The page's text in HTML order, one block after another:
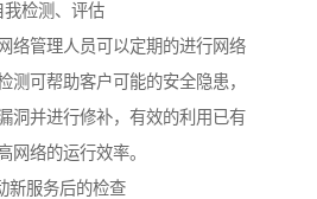
我检测、评估
络管理人员可以定期的进行网络
测可帮助客户可能的安全隐患，
洞并进行修补，有效的利用已有
网络的运行效率。
新服务后的检查